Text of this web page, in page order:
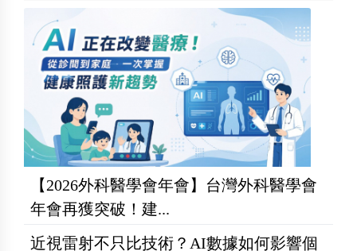
【2026外科醫學會年會】台灣外科醫學會
年會再獲突破！建...
近視雷射不只比技術？AI數據如何影響個